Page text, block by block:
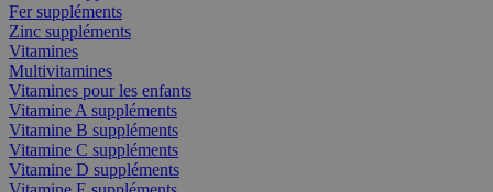
Fer suppléments
Zinc suppléments
Vitamines
Multivitamines
Vitamines pour les enfants
Vitamine A suppléments
Vitamine B suppléments
Vitamine C suppléments
Vitamine D suppléments